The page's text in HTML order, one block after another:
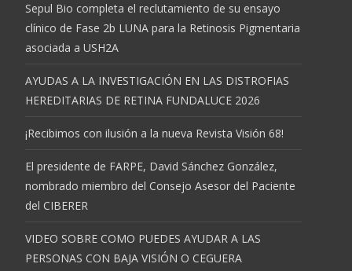
Sepul Bio completa el reclutamiento de su ensayo
clínico de Fase 2b LUNA para la Retinosis Pigmentaria
asociada a USH2A
AYUDAS A LA INVESTIGACIÓN EN LAS DISTROFIAS
HEREDITARIAS DE RETINA FUNDALUCE 2026
¡Recibimos con ilusión a la nueva Revista Visión 68!
El presidente de FARPE, David Sánchez González,
nombrado miembro del Consejo Asesor del Paciente
del CIBERER
VIDEO SOBRE COMO PUEDES AYUDAR A LAS
PERSONAS CON BAJA VISIÓN O CEGUERA